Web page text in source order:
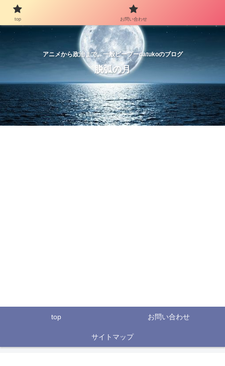
アニメから政治まで。一般ピープーdatukoのブログ
脱弧の月
top お問い合わせ
サイトマップ
top お問い合わせ